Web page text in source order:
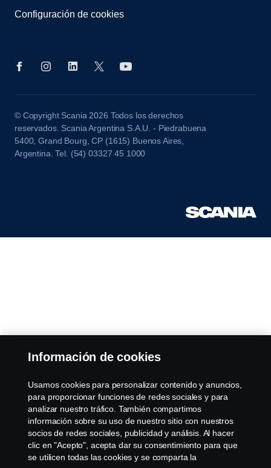
Configuración de cookies
© Copyright Scania 2026 Todos los derechos
reservados. Scania Argentina S.A.U. - Piedrabuena
5400, Grand Bourg, CP (1615) Buenos Aires,
Argentina. Tel. (54) 03327 45 1000
Información de cookies
Usamos cookies para personalizar contenido y anuncios,
para proporcionar funciones de redes sociales y para
analizar nuestro tráfico. También compartimos
información sobre su uso de nuestro sitio con nuestros
socios de redes sociales, publicidad y análisis. Al hacer
clic en "Acepto", acepta dar su consentimiento para que
se utilicen todas las cookies y se comparta la